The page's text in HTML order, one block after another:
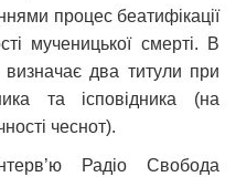
процес беатифікації
мученицької смерті. В
два титули при
та ісповідника (на
чеснот).
Радіо Свобода